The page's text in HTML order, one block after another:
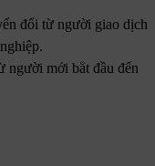
đổi từ người giao dịch
người mới bắt đầu đến